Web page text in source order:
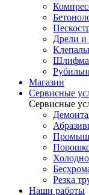
Дрели
Магазин
Сервисные
Сервисные
Резка
Наши работы